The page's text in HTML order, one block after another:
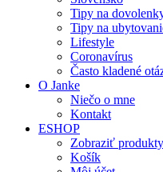
Tipy na
Tipy na
Lifestyle
Coronavírus
Často kladené
O Janke
Niečo o mne
Kontakt
ESHOP
Zobraziť produkty
Košík